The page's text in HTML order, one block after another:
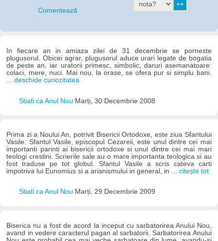
Comentează
In fiecare an in amiaza zilei de 31 decembrie se porneste
plugusorul. Obicei agrar, plugusorul aduce urari legate de bogatia
de peste an, iar uratorii primesc, simbolic, daruri asemanatoare:
colaci, mere, nuci. Mai nou, la orase, se ofera pur si simplu bani.
... deschide curiozitatea
Stiati ca Anul Nou Marți, 30 Decembrie 2008
Prima zi a Noului An, potrivit Bisericii Ortodoxe, este ziua Sfantului
Vasile. Sfantul Vasile, episcopul Cezareii, este unul dintre cei mai
importanti parinti ai bisericii ortodoxe si unul dintre cei mai mari
teologi crestini. Scrierile sale au o mare importanta teologica si au
fost traduse pe tot globul. Sfantul Vasile a scris cateva carti
impotriva lui Eunomius si a arianismului in general, in ... citește tot
Stiati ca Anul Nou Marți, 29 Decembrie 2009
Biserica nu a fost de acord la inceput cu sarbatorirea Anului Nou,
avand in vedere caracterul pagan al sarbatorii. Sarbatorirea Anului